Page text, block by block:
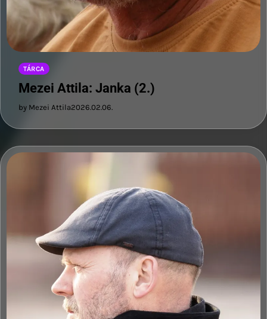
TÁRCA
Mezei Attila: Janka (2.)
by Mezei Attila2026.02.06.